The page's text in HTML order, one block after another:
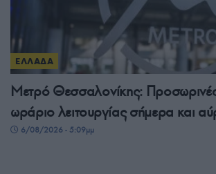
ΕΛΛΑΔΑ
Μετρό Θεσσαλονίκης:
ωράριο λειτουργίας σήμερα και
6/08/2026 - 5:09μμ